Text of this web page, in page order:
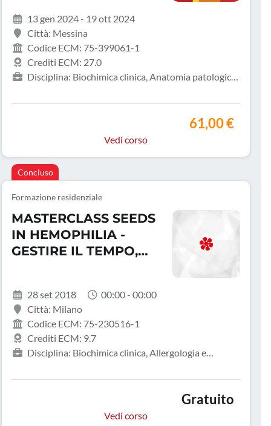
13 gen 2024 - 19 ott 2024
Città: Messina
Codice ECM: 75-399061-1
Crediti ECM: 27.0
Disciplina: Biochimica clinica, Anatomia patologica,
settore, Farmacologia e tossicologia clinica,
Ginecologia e ostetricia, Infermiere, Malattie
metaboliche e diabetologia, Medicina generale (medici
Nefrologia, Neurologia, Pediatria, Pediatria (Pediatri di
libera scelta), Psicologia, Radiodiagnostica,
Radioterapia, Scienza dell'alimentazione e dietetica
61,00 €
Vedi corso
Concluso
Formazione residenziale
MASTERCLASS SEEDS
IN HEMOPHILIA -
GESTIRE IL TEMPO,
28 set 2018
00:00 - 00:00
Città: Milano
Codice ECM: 75-230516-1
Crediti ECM: 9.7
Disciplina: Biochimica clinica, Allergologia e
Cardiochirurgia, Cardiologia, Chirurgia generale,
Chirurgia pediatrica, Chirurgia vascolare, Continuità
assistenziale, Direzione medica di presidio ospedaliero,
Gratuito
Vedi corso